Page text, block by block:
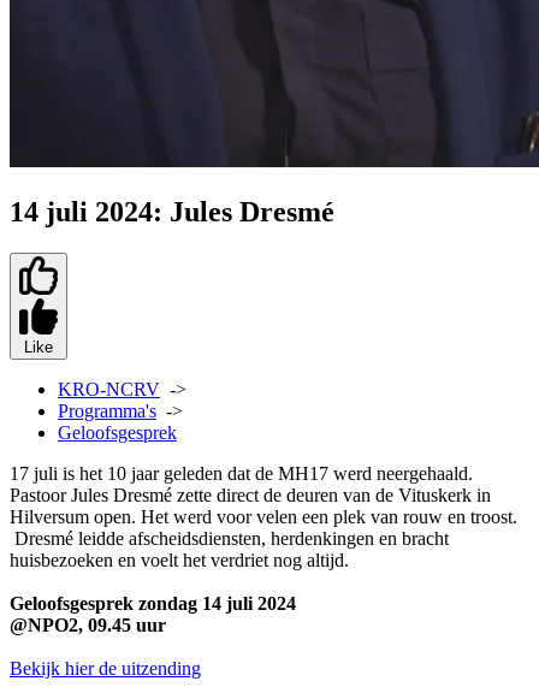
14 juli 2024: Jules Dresmé
Like
KRO-NCRV ->
Programma's ->
Geloofsgesprek
17 juli is het 10 jaar geleden dat de MH17 werd neergehaald.
Pastoor Jules Dresmé zette direct de deuren van de Vituskerk in
Hilversum open. Het werd voor velen een plek van rouw en troost.
Dresmé leidde afscheidsdiensten, herdenkingen en bracht
huisbezoeken en voelt het verdriet nog altijd.
Geloofsgesprek zondag 14 juli 2024
@NPO2, 09.45 uur
Bekijk hier de uitzending